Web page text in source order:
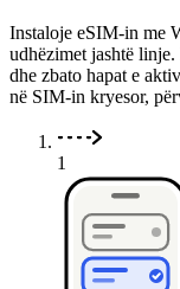
Instaloje eSIM-in me
udhëzimet jashtë
dhe zbato hapat e
në SIM-in kryesor,
1